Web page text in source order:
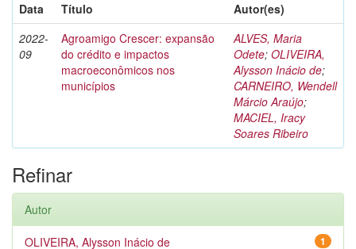
Data
Título
Autor(es)
2022-
09
Agroamigo Crescer: expansão
do crédito e impactos
macroeconômicos nos
municípios
ALVES, Maria
Odete; OLIVEIRA,
Alysson Inácio de;
CARNEIRO, Wendell
Márcio Araújo;
MACIEL, Iracy
Soares Ribeiro
Refinar
Autor
1
OLIVEIRA, Alysson Inácio de